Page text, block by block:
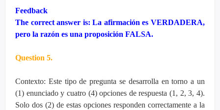
Feedback
The correct answer is: La afirmación es VERDADERA,
pero la razón es una proposición FALSA.
Question 5.
Contexto: Este tipo de pregunta se desarrolla en torno a un
(1) enunciado y cuatro (4) opciones de respuesta (1, 2, 3, 4).
Solo dos (2) de estas opciones responden correctamente a la